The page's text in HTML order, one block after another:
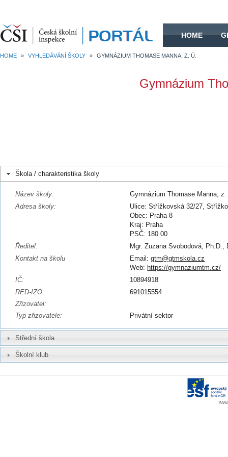
HOME
HOME » VYHLEDÁVÁNÍ ŠKOLY » GYMNÁZIUM THOMASE MANNA, Z. Ú.
Gymnázium
Škola / charakteristika školy
Název školy:
Gymnázium Thomase Manna,
Adresa školy:
Ulice: Střížkovská 32/27,
Obec: Praha 8
Kraj: Praha
PSČ: 180 00
Ředitel:
Mgr. Zuzana Svobodová,
Kontakt na školu
Email:gtm@gtmskola.cz
Web: https://gymnaziumtm.cz/
IČ:
10894918
RED-IZO:
691015554
Zřizovatel:
Typ zřizovatele:
Privátní sektor
Střední škola
Školní klub